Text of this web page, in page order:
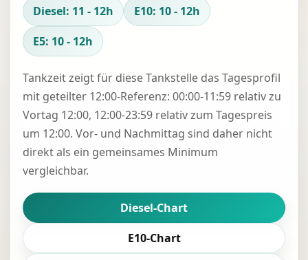
Diesel: 11 - 12h
E10: 10 - 12h
E5: 10 - 12h
Tankzeit zeigt für diese Tankstelle das Tagesprofil
mit geteilter 12:00-Referenz: 00:00-11:59 relativ zu
Vortag 12:00, 12:00-23:59 relativ zum Tagespreis
um 12:00. Vor- und Nachmittag sind daher nicht
direkt als ein gemeinsames Minimum
vergleichbar.
Diesel-Chart
E10-Chart